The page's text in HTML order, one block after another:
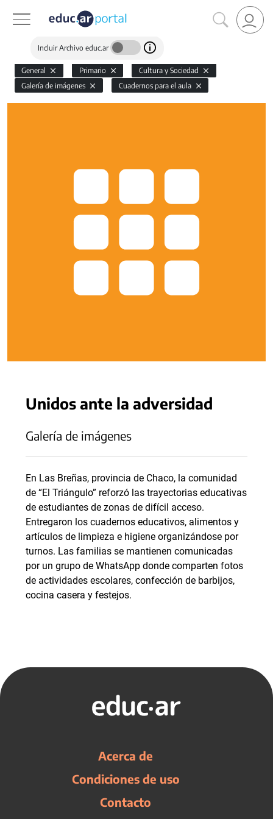
Incluir Archivo educ.ar
General Primario
Cultura y Sociedad
Galería de imágenes
Cuadernos para el aula
Unidos ante la adversidad
Galería de imágenes
En Las Breñas, provincia de Chaco, la comunidad
de “El Triángulo” reforzó las trayectorias educativas
de estudiantes de zonas de difícil acceso.
Entregaron los cuadernos educativos, alimentos y
artículos de limpieza e higiene organizándose por
turnos. Las familias se mantienen comunicadas
por un grupo de WhatsApp donde comparten fotos
de actividades escolares, confección de barbijos,
cocina casera y festejos.
Acerca de
Condiciones de uso
Contacto